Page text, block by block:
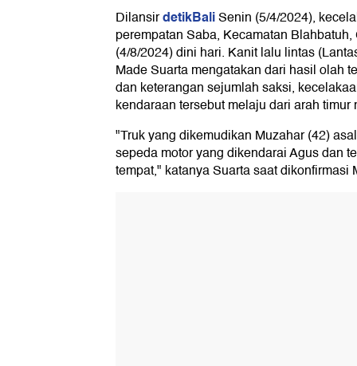
DilansirdetikBaliSenin (5/4/2024),
perempatan Saba, Kecamatan
(4/8/2024) dini hari. Kanit lalu lintas
Made Suarta mengatakan dari hasil olah
dan keterangan sejumlah saksi,
kendaraan tersebut melaju dari arah timur
"Truk yang dikemudikan Muzahar (42)
sepeda motor yang dikendarai Agus dan
tempat," katanya Suarta saat dikonfirmasi